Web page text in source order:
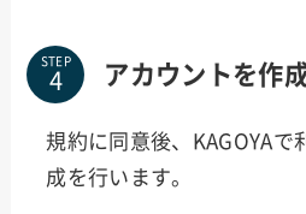
STEP アカウントを作
規約に同意後、KAGOYAで
成を行います。